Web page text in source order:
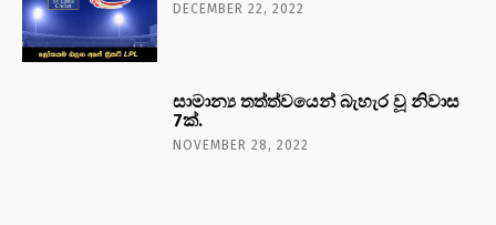
DECEMBER 22, 2022
සාමාන්‍ය තත්ත්වයෙන් බැහැර වූ නිවාස
7ක්.
NOVEMBER 28, 2022